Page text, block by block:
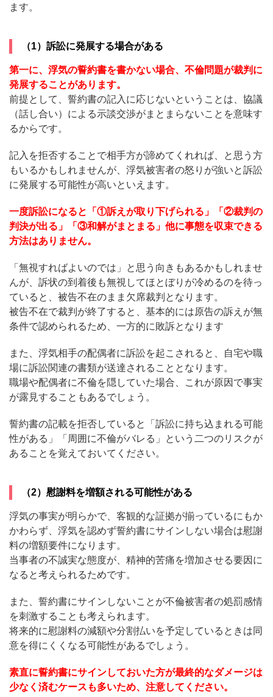
ます。
（1）訴訟に発展する場合がある
第一に、浮気の誓約書を書かない場合、不倫問題が裁判に
発展することがあります。
前提として、誓約書の記入に応じないということは、協議
（話し合い）による示談交渉がまとまらないことを意味す
るからです。
記入を拒否することで相手方が諦めてくれれば、と思う方
もいるかもしれませんが、浮気被害者の怒りが強いと訴訟
に発展する可能性が高いといえます。
一度訴訟になると「①訴えが取り下げられる」「②裁判の
判決が出る」「③和解がまとまる」他に事態を収束できる
方法はありません。
「無視すればよいのでは」と思う向きもあるかもしれませ
んが、訴状の到着後も無視してほとぼりが冷めるのを待っ
ていると、被告不在のまま欠席裁判となります。
被告不在で裁判が終了すると、基本的には原告の訴えが無
条件で認められるため、一方的に敗訴となります
また、浮気相手の配偶者に訴訟を起こされると、自宅や職
場に訴訟関連の書類が送達されることとなります。
職場や配偶者に不倫を隠していた場合、これが原因で事実
が露見することもあるでしょう。
誓約書の記載を拒否していると「訴訟に持ち込まれる可能
性がある」「周囲に不倫がバレる」という二つのリスクが
あることを覚えておいてください。
（2）慰謝料を増額される可能性がある
浮気の事実が明らかで、客観的な証拠が揃っているにもか
かわらず、浮気を認めず誓約書にサインしない場合は慰謝
料の増額要件になります。
当事者の不誠実な態度が、精神的苦痛を増加させる要因に
なると考えられるためです。
また、誓約書にサインしないことが不倫被害者の処罰感情
を刺激することも考えられます。
将来的に慰謝料の減額や分割払いを予定しているときは同
意を得にくくなる可能性があるでしょう。
素直に誓約書にサインしておいた方が最終的なダメージは
少なく済むケースも多いため、注意してください。